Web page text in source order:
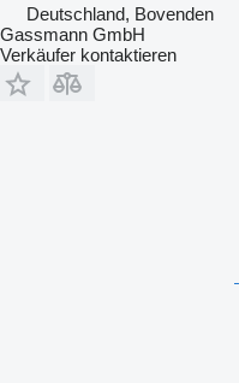
Deutschland, Bovenden
Gassmann GmbH
Verkäufer kontaktieren